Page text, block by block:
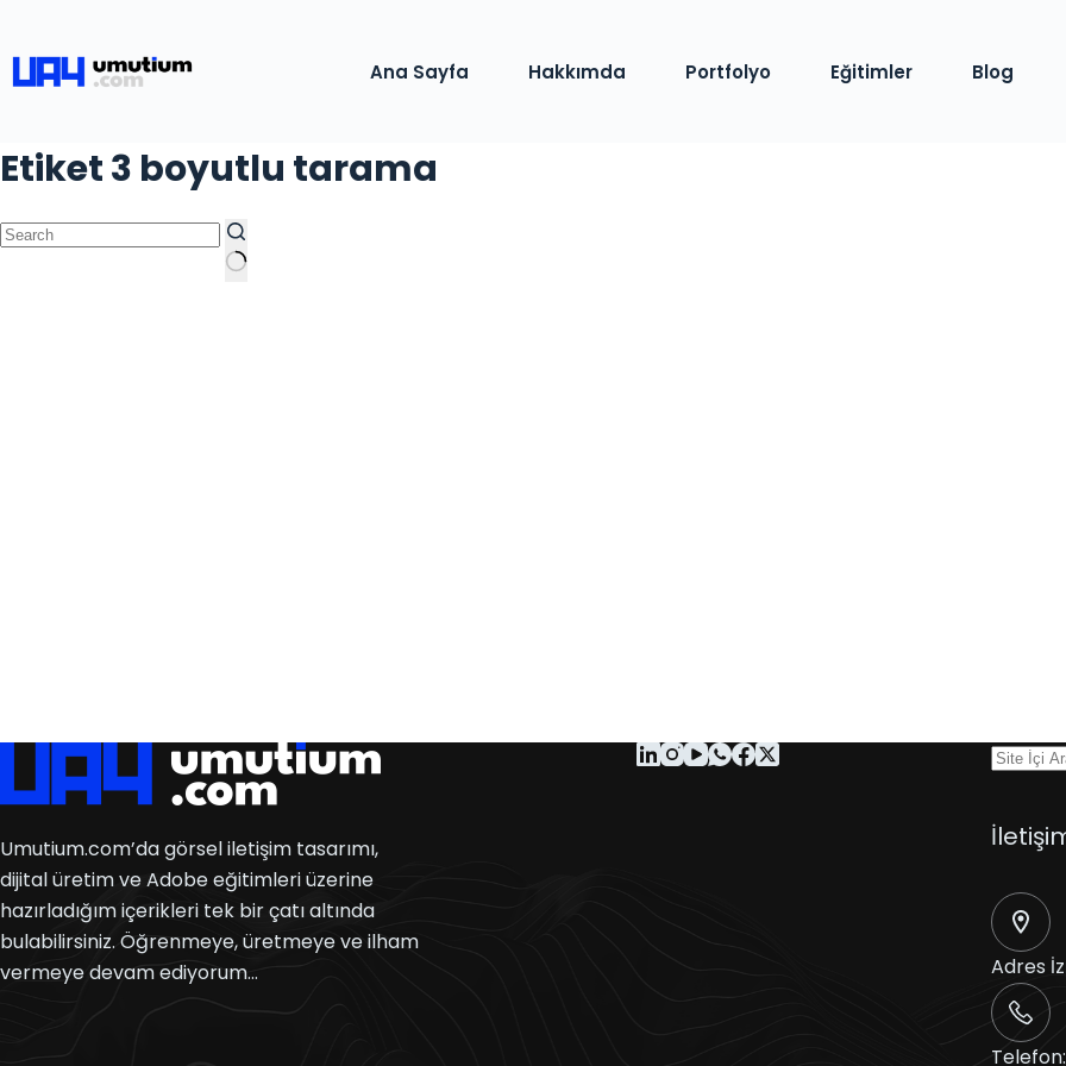
Ana Sayfa Hakkımda Portfolyo Eğitimler Blog
Etiket3 boyutlu tarama
Umutium.com’da görsel iletişim tasarımı,
dijital üretim ve Adobe eğitimleri üzerine
hazırladığım içerikleri tek bir çatı altında
bulabilirsiniz. Öğrenmeye, üretmeye ve ilham
vermeye devam ediyorum…
Adres